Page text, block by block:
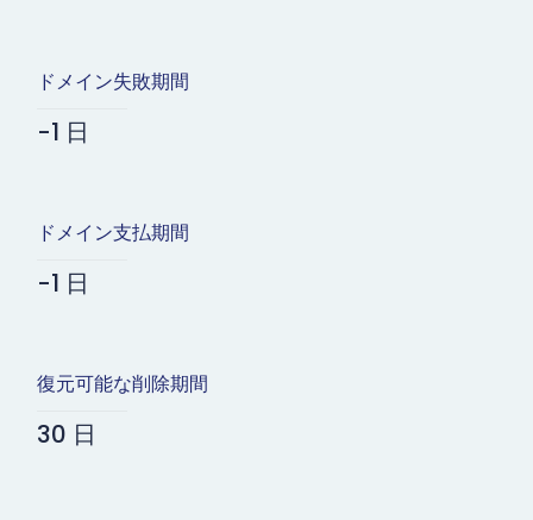
ドメイン失敗期間
-1 日
ドメイン支払期間
-1 日
復元可能な削除期間
30 日